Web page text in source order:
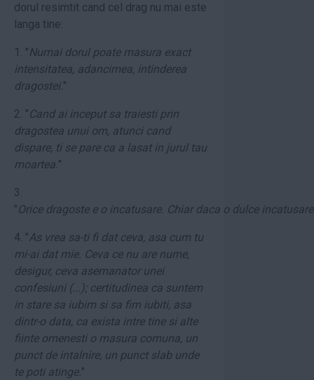
dorul resimtit cand cel drag nu mai este
langa tine:
1. "Numai dorul poate masura exact
intensitatea, adancimea, intinderea
dragostei."
2. "Cand ai inceput sa traiesti prin
dragostea unui om, atunci cand
dispare, ti se pare ca a lasat in jurul tau
moartea."
3.
"Orice dragoste e o incatusare. Chiar daca o dulce
4. "As vrea sa-ti fi dat ceva, asa cum tu
mi-ai dat mie. Ceva ce nu are nume,
desigur, ceva asemanator unei
confesiuni (...); certitudinea ca suntem
in stare sa iubim si sa fim iubiti, asa
dintr-o data, ca exista intre tine si alte
fiinte omenesti o masura comuna, un
punct de intalnire, un punct slab unde
te poti atinge."